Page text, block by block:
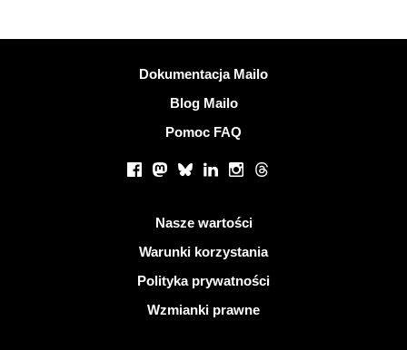
Dokumentacja Mailo
Blog Mailo
Pomoc FAQ
Facebook
Mastodon
BlueskyLinkedInInstagram
Threads
Nasze wartości
Warunki korzystania
Polityka prywatności
Wzmianki prawne